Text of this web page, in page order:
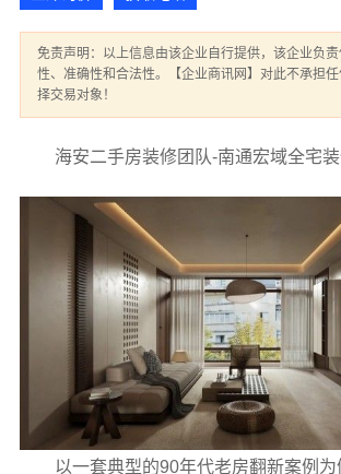
免责声明：以上信息由该企业自行提供，该企业负
性、准确性和合法性。【企业商讯网】对此不承担
择交易对象！
海安二手房装修团队-南通宏域全宅
以一套典型的90年代老房翻新案例